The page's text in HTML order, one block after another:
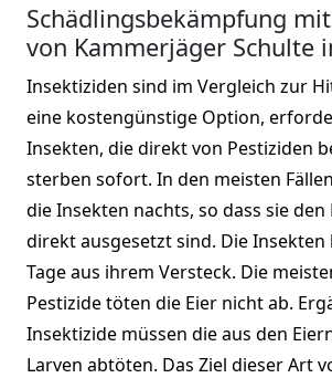
Schädlingsbekämpfung
von Kammerjäger Schulte
Insektiziden sind im Vergleich zur
eine kostengünstige Option,
Insekten, die direkt von Pestiziden
sterben sofort. In den meisten
die Insekten nachts, so dass sie den
direkt ausgesetzt sind. Die Insekten
Tage aus ihrem Versteck. Die
Pestizide töten die Eier nicht ab.
Insektizide müssen die aus den
Larven abtöten. Das Ziel dieser Art